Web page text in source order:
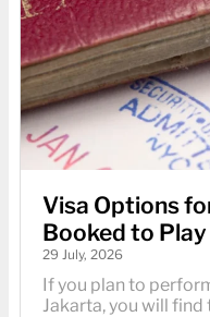
Visa Options
Booked to
29 July, 2026
If you plan to
Jakarta, you will find